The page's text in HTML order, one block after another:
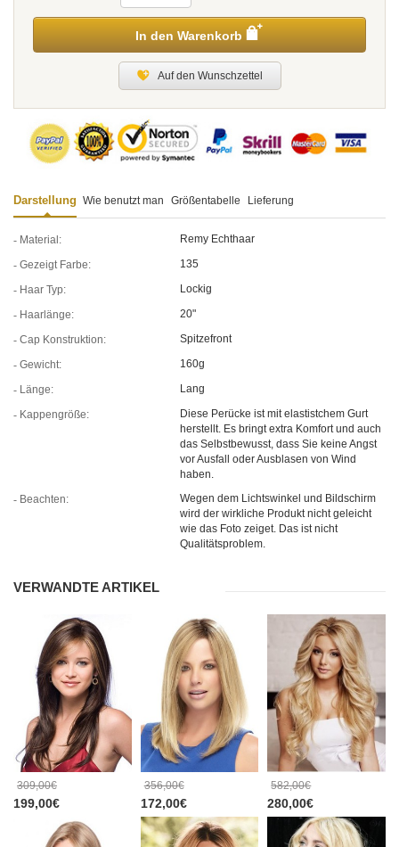
In den Warenkorb
Auf den Wunschzettel
Darstellung Wie benutzt man Größentabelle Lieferung
Material: Remy Echthaar
Gezeigt Farbe: 135
Haar Typ: Lockig
Haarlänge: 20"
Cap Konstruktion: Spitzefront
Gewicht: 160g
Länge: Lang
Kappengröße:
Diese Perücke ist mit elastistchem Gurt
herstellt. Es bringt extra Komfort und auch
das Selbstbewusst, dass Sie keine Angst
vor Ausfall oder Ausblasen von Wind
haben.
Beachten:
Wegen dem Lichtswinkel und Bildschirm
wird der wirkliche Produkt nicht geleicht
wie das Foto zeiget. Das ist nicht
Qualitätsproblem.
VERWANDTE ARTIKEL
309,00€
199,00€
356,00€
172,00€
582,00€
280,00€